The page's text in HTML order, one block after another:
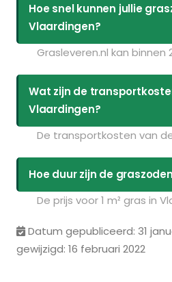
Hoe snel kunnen jullie
Vlaardingen?
Wat zijn de
Vlaardingen?
Hoe duur zijn de
Datum gepubliceerd: 31
gewijzigd: 16 februari 2022